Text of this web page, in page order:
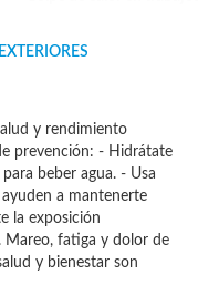
y rendimiento
prevención: - Hidrátate
beber agua. - Usa
a mantenerte
la exposición
Mareo, fatiga y dolor de
y bienestar son